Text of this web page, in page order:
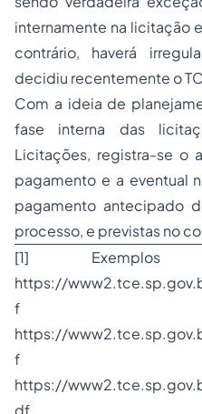
internamente na licitação
contrário, haverá
decidiu recentemente o
Com a ideia de
fase interna das
Licitações, registra-se o
pagamento e a eventual
pagamento antecipado
processo, e previstas no
[1] Exemplos
https://
f
https://
f
https://
df